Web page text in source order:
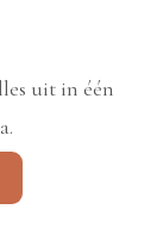
uit in één